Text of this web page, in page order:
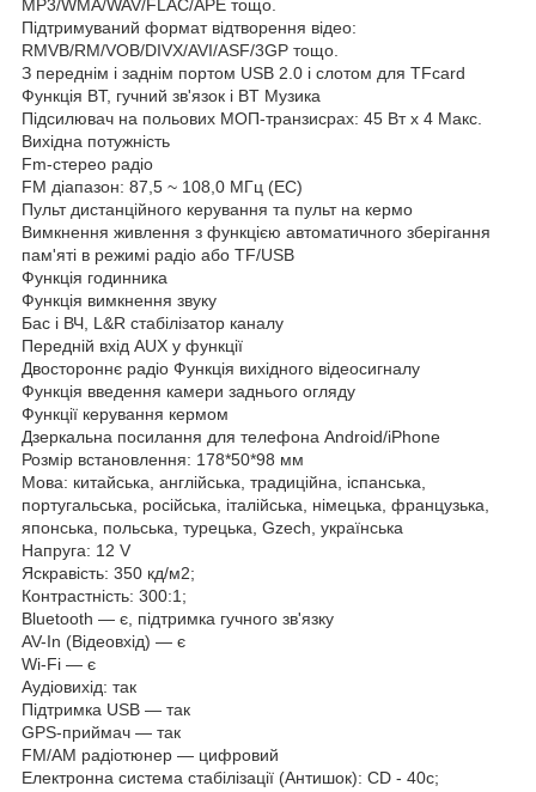
MP3/WMA/WAV/FLAC/APE тощо.
Підтримуваний формат відтворення відео:
RMVB/RM/VOB/DIVX/AVI/ASF/3GP тощо.
З переднім і заднім портом USB 2.0 і слотом для TFcard
Функція BT, гучний зв'язок і BT Музика
Підсилювач на польових МОП-транзисрах: 45 Вт х 4 Макс.
Вихідна потужність
Fm-стерео радіо
FM діапазон: 87,5 ~ 108,0 МГц (ЕС)
Пульт дистанційного керування та пульт на кермо
Вимкнення живлення з функцією автоматичного зберігання
пам'яті в режимі радіо або TF/USB
Функція годинника
Функція вимкнення звуку
Бас і ВЧ, L&R стабілізатор каналу
Передній вхід AUX у функції
Двостороннє радіо Функція вихідного відеосигналу
Функція введення камери заднього огляду
Функції керування кермом
Дзеркальна посилання для телефона Android/iPhone
Розмір встановлення: 178*50*98 мм
Мова: китайська, англійська, традиційна, іспанська,
португальська, російська, італійська, німецька, французька,
японська, польська, турецька, Gzech, українська
Напруга: 12 V
Яскравість: 350 кд/м2;
Контрастність: 300:1;
Bluetooth — є, підтримка гучного зв'язку
AV-In (Відеовхід) — є
Wi-Fi — є
Аудіовихід: так
Підтримка USB — так
GPS-приймач — так
FM/AM радіотюнер — цифровий
Електронна система стабілізації (Антишок): CD - 40c;